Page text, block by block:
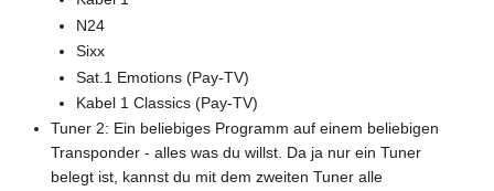
N24
Sixx
Sat.1 Emotions (Pay-TV)
Kabel 1 Classics (Pay-TV)
Tuner 2: Ein beliebiges Programm auf einem beliebigen
Transponder - alles was du willst. Da ja nur ein Tuner
belegt ist, kannst du mit dem zweiten Tuner alle